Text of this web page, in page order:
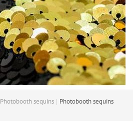
Photobooth sequins
Photobooth sequins